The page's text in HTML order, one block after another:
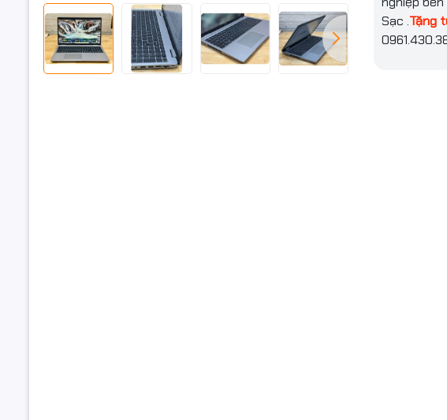
Sạc .Tặng
Pin
Trọng lượng